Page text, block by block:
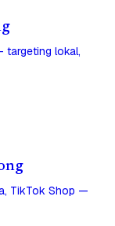
targeting lokal,
TikTok Shop —